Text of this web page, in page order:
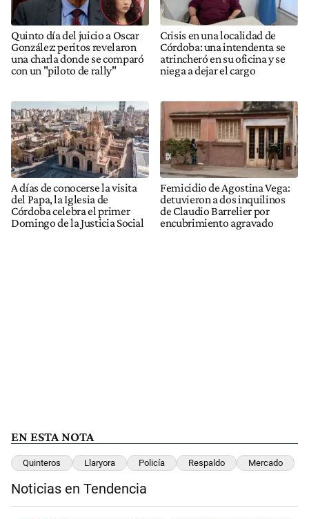
Quinto día del juicio a Oscar
González: peritos revelaron
una charla donde se comparó
con un "piloto de rally"
Crisis en una localidad de
Córdoba: una intendenta se
atrincheró en su oficina y se
niega a dejar el cargo
A días de conocerse la visita
del Papa, la Iglesia de
Córdoba celebra el primer
Domingo de la Justicia Social
Femicidio de Agostina Vega:
detuvieron a dos inquilinos
de Claudio Barrelier por
encubrimiento agravado
EN ESTA NOTA
Quinteros Llaryora Policía Respaldo Mercado
Noticias en Tendencia